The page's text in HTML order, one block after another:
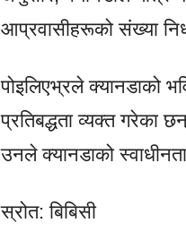
आप्रवासीहरूको संख्या
पोइलिएभ्रले क्यानडाको
प्रतिबद्धता व्यक्त गरेका
उनले क्यानडाको
स्रोत: बिबिसी